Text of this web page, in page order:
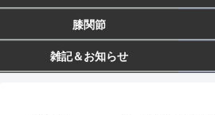
膝関節
雑記＆お知らせ